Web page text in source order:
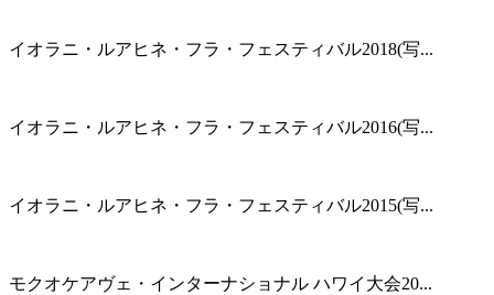
イオラニ・ルアヒネ・フラ・フェスティバル2018(写...
イオラニ・ルアヒネ・フラ・フェスティバル2016(写...
イオラニ・ルアヒネ・フラ・フェスティバル2015(写...
モクオケアヴェ・インターナショナル ハワイ大会20...